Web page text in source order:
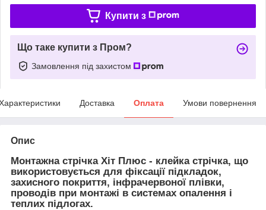
Купити з
Що таке купити з Пром?
Замовлення під захистом
Доставка Оплата Умови повернення
Опис
Монтажна стрічка Хіт Плюс - клейка стрічка, що
використовується для фіксації підкладок,
захисного покриття, інфрачервоної плівки,
проводів при монтажі в системах опалення і
теплих підлогах.